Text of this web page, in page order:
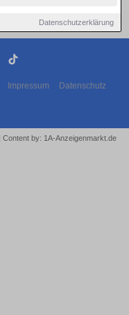
Datenschutzerklärung
Impressum Datenschutz
by: 1A-Anzeigenmarkt.de